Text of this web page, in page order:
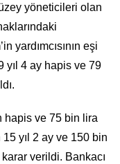
yöneticileri olan
yardımcısının eşi
yıl 4 ay hapis ve 79
hapis ve 75 bin lira
15 yıl 2 ay ve 150 bin
karar verildi. Bankacı